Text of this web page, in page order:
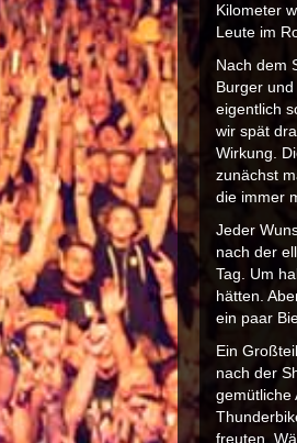
Kilometer
Leute im
Nach dem
Burger
eigentlich
wir spät
Wirkung.
zunächst
die immer
Jeder
nach der
Tag. Um
hätten.
ein paar
Ein
nach der
gemütliche
freuten.